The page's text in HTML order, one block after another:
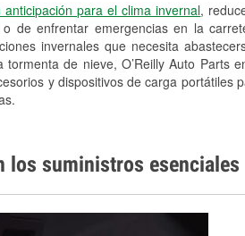
para el clima invernal,
de enfrentar emergencias en la
invernales que necesita
tormenta de nieve, O’Reilly Auto Parts
y dispositivos de carga
los suministros